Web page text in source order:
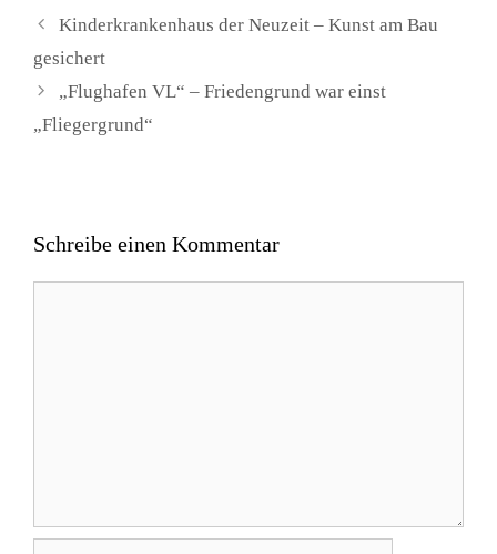
Kinderkrankenhaus der Neuzeit – Kunst am Bau
gesichert
„Flughafen VL“ – Friedengrund war einst
„Fliegergrund“
Schreibe einen Kommentar